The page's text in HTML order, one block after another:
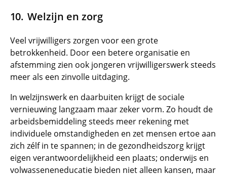
Welzijn en zorg
Veel vrijwilligers zorgen voor een grote
betrokkenheid. Door een betere organisatie en
afstemming zien ook jongeren vrijwilligerswerk steeds
meer als een zinvolle uitdaging.
In welzijnswerk en daarbuiten krijgt de sociale
vernieuwing langzaam maar zeker vorm. Zo houdt de
arbeidsbemiddeling steeds meer rekening met
individuele omstandigheden en zet mensen ertoe aan
zich zélf in te spannen; in de gezondheidszorg krijgt
eigen verantwoordelijkheid een plaats; onderwijs en
volwasseneneducatie bieden niet alleen kansen, maar